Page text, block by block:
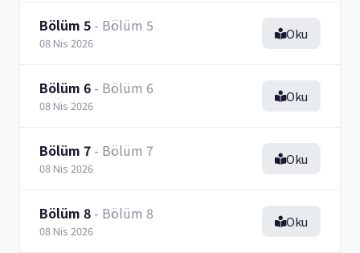
Bölüm 5 - Bölüm 5
08 Nis 2026
Oku
Bölüm 6 - Bölüm 6
08 Nis 2026
Oku
Bölüm 7 - Bölüm 7
08 Nis 2026
Oku
Bölüm 8 - Bölüm 8
08 Nis 2026
Oku